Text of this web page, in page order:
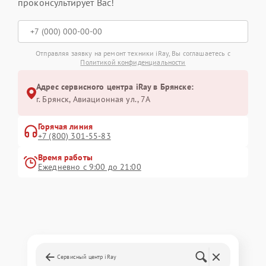
проконсультирует Вас!
Отправляя заявку на ремонт техники iRay, Вы соглашаетесь с
Политикой конфиденциальности
Адрес сервисного центра iRay в Брянске:
г. Брянск, Авиационная ул., 7А
Горячая линия
+7 (800) 301-55-83
Время работы
Ежедневно с 9:00 до 21:00
Сервисный центр iRay